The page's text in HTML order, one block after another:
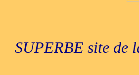
SUPERBE site de